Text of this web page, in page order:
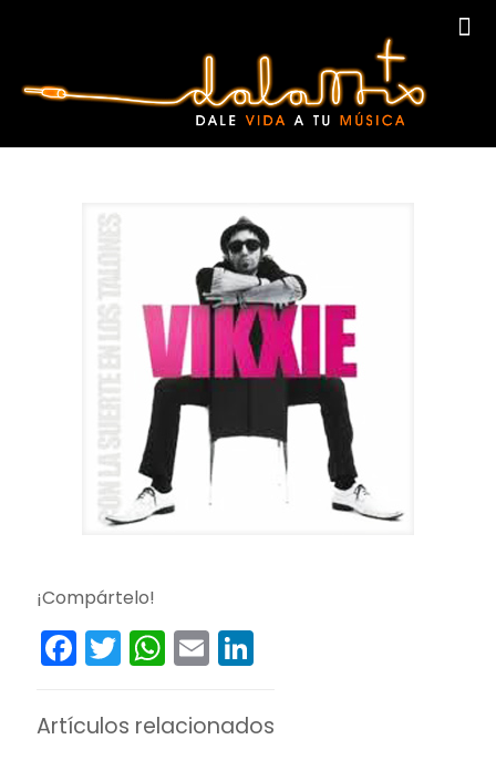
¡Compártelo!
Facebook
Twitter
WhatsApp
Email
Artículos relacionados